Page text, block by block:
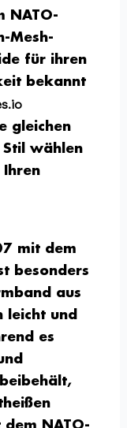
NATO-
Mesh-
für ihren
bekannt
gleichen
Stil wählen
Ihren
mit dem
besonders
aus
leicht und
es